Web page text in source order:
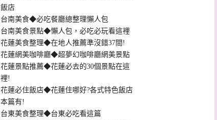
飯店
台南美食◆必吃餐廳總整理懶人包
台南美食景點◆懶人包，必吃必玩看這裡
花蓮美食整理◆在地人推薦準沒錯37間!
花蓮網美咖啡廳◆超夢幻咖啡廳網美景點
花蓮景點推薦◆花蓮必去的30個景點在這
裡!
花蓮必住飯店◆花蓮住哪好?各式特色飯店
本篇有!
台東美食整理◆台東必吃看這篇